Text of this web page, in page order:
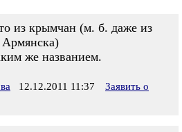
из крымчан (м. б. даже из
же названием.
12.12.2011 11:37
Заявить о